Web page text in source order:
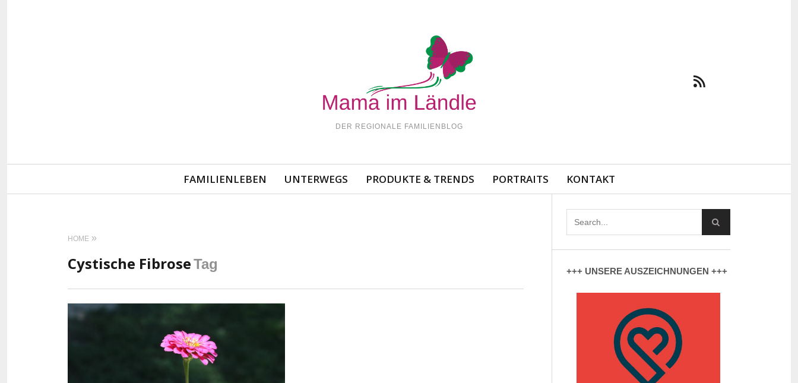
DER REGIONALE FAMILIENBLOG
Navigation
FAMILIENLEBEN UNTERWEGS PRODUKTE & TRENDS PORTRAITS KONTAKT
HOME
Cystische FibroseTag
READ MORE
+++ UNSERE AUSZEICHNUNGEN +++